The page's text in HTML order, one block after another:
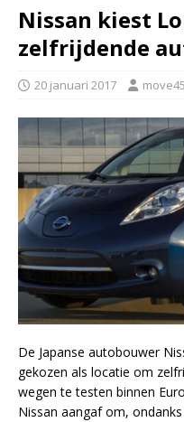
Nissan kiest
zelfrijdende
20 januari 2017 move45
De Japanse autobouwer
gekozen als locatie om
wegen te testen binnen
Nissan aangaf om,